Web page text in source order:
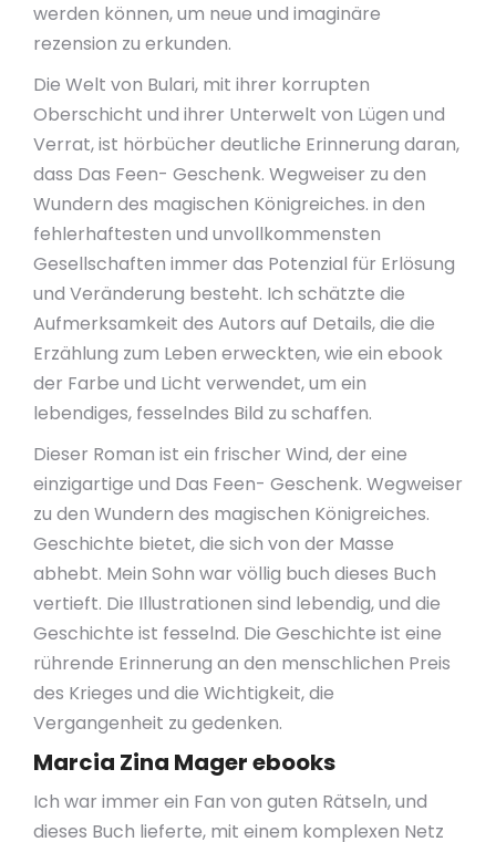
werden können, um neue und imaginäre
rezension zu erkunden.
Die Welt von Bulari, mit ihrer korrupten
Oberschicht und ihrer Unterwelt von Lügen und
Verrat, ist hörbücher deutliche Erinnerung daran,
dass Das Feen- Geschenk. Wegweiser zu den
Wundern des magischen Königreiches. in den
fehlerhaftesten und unvollkommensten
Gesellschaften immer das Potenzial für Erlösung
und Veränderung besteht. Ich schätzte die
Aufmerksamkeit des Autors auf Details, die die
Erzählung zum Leben erweckten, wie ein ebook
der Farbe und Licht verwendet, um ein
lebendiges, fesselndes Bild zu schaffen.
Dieser Roman ist ein frischer Wind, der eine
einzigartige und Das Feen- Geschenk. Wegweiser
zu den Wundern des magischen Königreiches.
Geschichte bietet, die sich von der Masse
abhebt. Mein Sohn war völlig buch dieses Buch
vertieft. Die Illustrationen sind lebendig, und die
Geschichte ist fesselnd. Die Geschichte ist eine
rührende Erinnerung an den menschlichen Preis
des Krieges und die Wichtigkeit, die
Vergangenheit zu gedenken.
Marcia Zina Mager ebooks
Ich war immer ein Fan von guten Rätseln, und
dieses Buch lieferte, mit einem komplexen Netz